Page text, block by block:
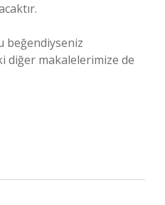
beğendiyseniz
diğer makalelerimize de